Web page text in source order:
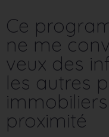
Ce
ne me
veux des
les autres
proximité